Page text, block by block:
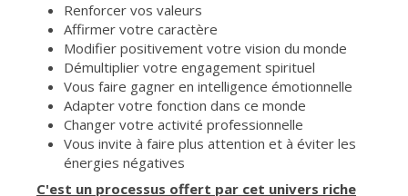
Renforcer vos valeurs
Affirmer votre caractère
Modifier positivement votre vision du monde
Démultiplier votre engagement spirituel
Vous faire gagner en intelligence émotionnelle
Adapter votre fonction dans ce monde
Changer votre activité professionnelle
Vous invite à faire plus attention et à éviter les
énergies négatives
C'est un processus offert par cet univers riche